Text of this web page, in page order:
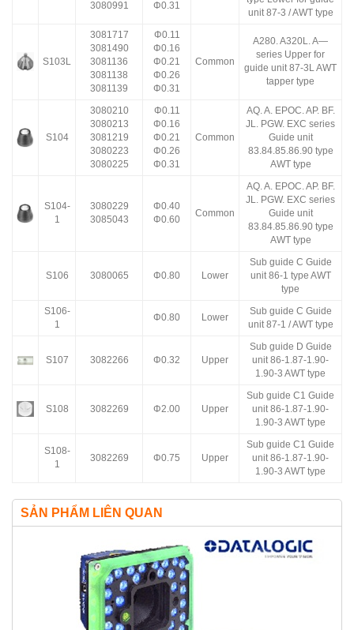
3080991
Φ0.31
unit 87-3 / AWT type
S103L
3081717
3081490
3081136
3081138
3081139
Φ0.11
Φ0.16
Φ0.21
Φ0.26
Φ0.31
Common
A280. A320L. A—
series Upper for
guide unit 87-3L AWT
tapper type
S104
3080210
3080213
3081219
3080223
3080225
Φ0.11
Φ0.16
Φ0.21
Φ0.26
Φ0.31
Common
AQ. A. EPOC. AP. BF.
JL. PGW. EXC series
Guide unit
83.84.85.86.90 type
AWT type
S104-
1
3080229
3085043
Φ0.40
Φ0.60
Common
AQ. A. EPOC. AP. BF.
JL. PGW. EXC series
Guide unit
83.84.85.86.90 type
AWT type
S106 3080065 Φ0.80 Lower
Sub guide C Guide
unit 86-1 type AWT
type
S106-
1
Φ0.80 Lower
Sub guide C Guide
unit 87-1 / AWT type
S107 3082266 Φ0.32 Upper
Sub guide D Guide
unit 86-1.87-1.90-
1.90-3 AWT type
S108 3082269 Φ2.00 Upper
Sub guide C1 Guide
unit 86-1.87-1.90-
1.90-3 AWT type
S108-
1
3082269 Φ0.75 Upper
Sub guide C1 Guide
unit 86-1.87-1.90-
1.90-3 AWT type
SẢN PHẨM LIÊN QUAN